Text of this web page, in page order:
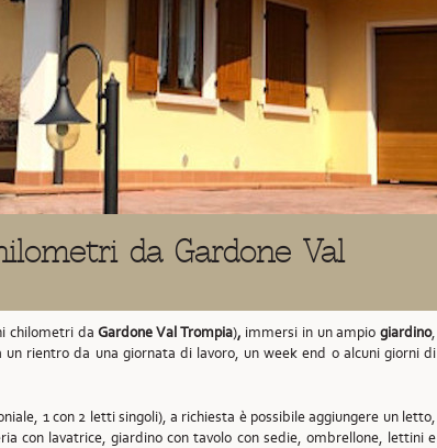
da Gardone Val
chilometri da Gardone Val Trompia), immersi in un ampiogiardino,
rientro da una giornata di lavoro, un week end o alcuni giorni di
1 con 2 letti singoli), a richiesta è possibile aggiungere un letto,
con lavatrice, giardino con tavolo con sedie, ombrellone, lettini e